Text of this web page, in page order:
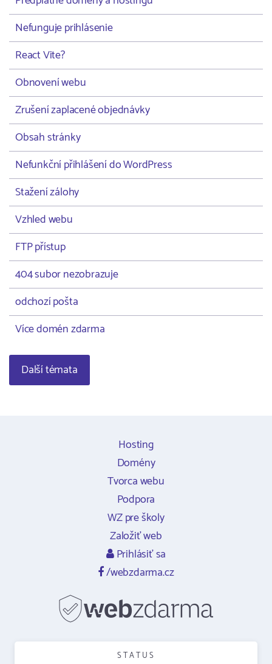
Nefunguje prihlásenie
React Vite?
Obnovení webu
Zrušení zaplacené objednávky
Obsah stránky
Nefunkční přihlášení do WordPress
Stažení zálohy
Vzhled webu
FTP přístup
404 subor nezobrazuje
odchozí pošta
Více domén zdarma
Další témata
Hosting
Domény
Tvorca webu
Podpora
WZ pre školy
Založiť web
Prihlásiť sa
/webzdarma.cz
STATUS